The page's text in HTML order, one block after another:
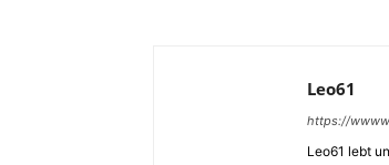
Leo61
https://
Leo61 lebt